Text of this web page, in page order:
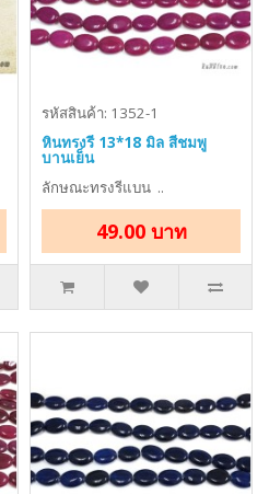
รหัสสินค้า: 1352-1
หินทรงรี 13*18 มิล สีชมพู
บานเย็น
ลักษณะทรงรีแบน ..
49.00 บาท